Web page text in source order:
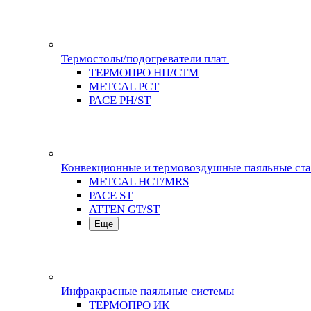
Термостолы/подогреватели плат
ТЕРМОПРО НП/СТМ
METCAL PCT
PACE PH/ST
Конвекционные и термовоздушные паяльные
METCAL HCT/MRS
PACE ST
ATTEN GT/ST
Еще
Инфракрасные паяльные системы
ТЕРМОПРО ИК